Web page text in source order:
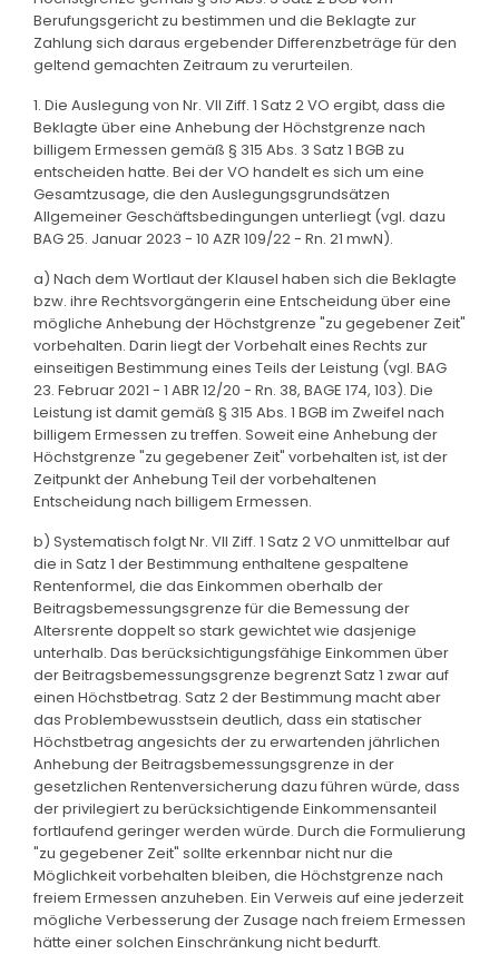
Berufungsgericht zu bestimmen und die Beklagte zur
Zahlung sich daraus ergebender Differenzbeträge für den
geltend gemachten Zeitraum zu verurteilen.
1. Die Auslegung von Nr. VII Ziff. 1 Satz 2 VO ergibt, dass die
Beklagte über eine Anhebung der Höchstgrenze nach
billigem Ermessen gemäß § 315 Abs. 3 Satz 1 BGB zu
entscheiden hatte. Bei der VO handelt es sich um eine
Gesamtzusage, die den Auslegungsgrundsätzen
Allgemeiner Geschäftsbedingungen unterliegt (vgl. dazu
BAG 25. Januar 2023 - 10 AZR 109/22 - Rn. 21 mwN).
a) Nach dem Wortlaut der Klausel haben sich die Beklagte
bzw. ihre Rechtsvorgängerin eine Entscheidung über eine
mögliche Anhebung der Höchstgrenze "zu gegebener Zeit"
vorbehalten. Darin liegt der Vorbehalt eines Rechts zur
einseitigen Bestimmung eines Teils der Leistung (vgl. BAG
23. Februar 2021 - 1 ABR 12/20 - Rn. 38, BAGE 174, 103). Die
Leistung ist damit gemäß § 315 Abs. 1 BGB im Zweifel nach
billigem Ermessen zu treffen. Soweit eine Anhebung der
Höchstgrenze "zu gegebener Zeit" vorbehalten ist, ist der
Zeitpunkt der Anhebung Teil der vorbehaltenen
Entscheidung nach billigem Ermessen.
b) Systematisch folgt Nr. VII Ziff. 1 Satz 2 VO unmittelbar auf
die in Satz 1 der Bestimmung enthaltene gespaltene
Rentenformel, die das Einkommen oberhalb der
Beitragsbemessungsgrenze für die Bemessung der
Altersrente doppelt so stark gewichtet wie dasjenige
unterhalb. Das berücksichtigungsfähige Einkommen über
der Beitragsbemessungsgrenze begrenzt Satz 1 zwar auf
einen Höchstbetrag. Satz 2 der Bestimmung macht aber
das Problembewusstsein deutlich, dass ein statischer
Höchstbetrag angesichts der zu erwartenden jährlichen
Anhebung der Beitragsbemessungsgrenze in der
gesetzlichen Rentenversicherung dazu führen würde, dass
der privilegiert zu berücksichtigende Einkommensanteil
fortlaufend geringer werden würde. Durch die Formulierung
"zu gegebener Zeit" sollte erkennbar nicht nur die
Möglichkeit vorbehalten bleiben, die Höchstgrenze nach
freiem Ermessen anzuheben. Ein Verweis auf eine jederzeit
mögliche Verbesserung der Zusage nach freiem Ermessen
hätte einer solchen Einschränkung nicht bedurft.